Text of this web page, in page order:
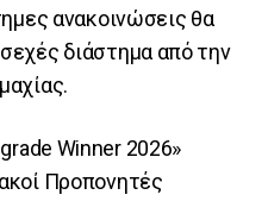
ανακοινώσεις θα
διάστημα από την
Winner 2026»
Προπονητές